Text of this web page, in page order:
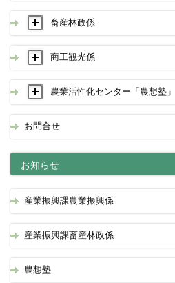
畜産林政係
商工観光係
農業活性化センター「農想塾」
お問合せ
お知らせ
産業振興課農業振興係
産業振興課畜産林政係
農想塾